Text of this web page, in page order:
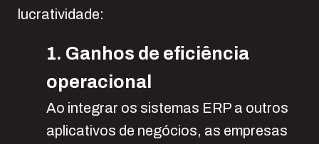
lucratividade:
1. Ganhos de eficiência
operacional
Ao integrar os sistemas ERP a outros
aplicativos de negócios, as empresas